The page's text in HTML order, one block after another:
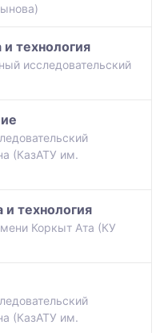
технология
исследовательский
(КазАТУ им.
и технология
Коркыт Ата (КУ
(КазАТУ им.